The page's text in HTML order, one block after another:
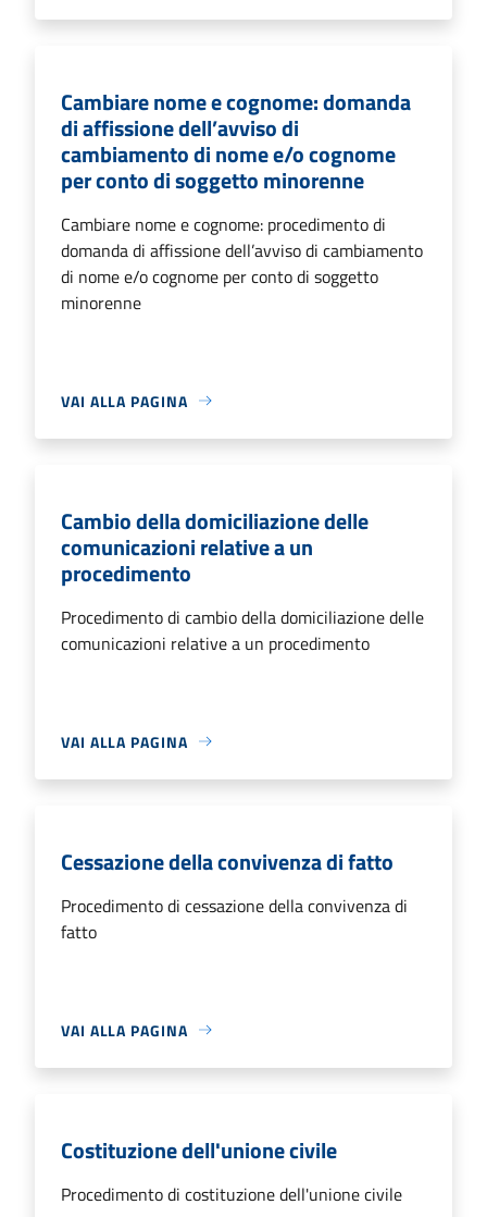
Cambiare nome e cognome: domanda
di affissione dell’avviso di
cambiamento di nome e/o cognome
per conto di soggetto minorenne
Cambiare nome e cognome: procedimento di
domanda di affissione dell’avviso di cambiamento
di nome e/o cognome per conto di soggetto
minorenne
VAI ALLA PAGINA
Cambio della domiciliazione delle
comunicazioni relative a un
procedimento
Procedimento di cambio della domiciliazione delle
comunicazioni relative a un procedimento
VAI ALLA PAGINA
Cessazione della convivenza di fatto
Procedimento di cessazione della convivenza di
fatto
VAI ALLA PAGINA
Costituzione dell'unione civile
Procedimento di costituzione dell'unione civile